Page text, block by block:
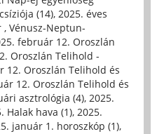
(14), 2025. éves
Vénusz-Neptun-
február 12. Oroszlán
Oroszlán Telihold -
12. Oroszlán Telihold és
12. Oroszlán Telihold és
asztrológia (4), 2025.
Halak hava (1), 2025.
január 1. horoszkóp (1),